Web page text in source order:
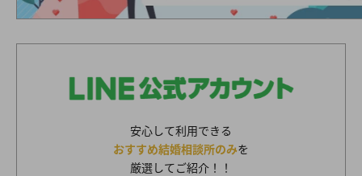
安心して利用できる
おすすめ結婚相談所のみを
厳選してご紹介！！